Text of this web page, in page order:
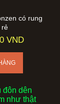
có rung
rẻ
VND